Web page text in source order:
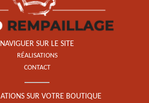
NAVIGUER SUR LE SITE
RÉALISATIONS
CONTACT
SUR VOTRE BOUTIQUE